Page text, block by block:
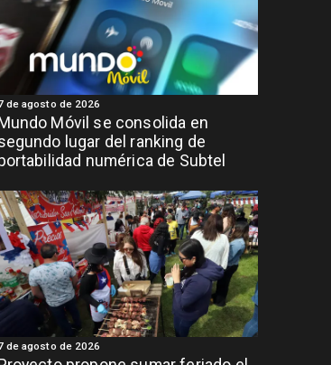
Móvil se consolida en
lugar del ranking de
numérica de Subtel
de agosto de 2026
de agosto de 2026